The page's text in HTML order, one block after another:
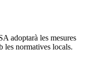
adoptarà les mesures
les normatives locals.